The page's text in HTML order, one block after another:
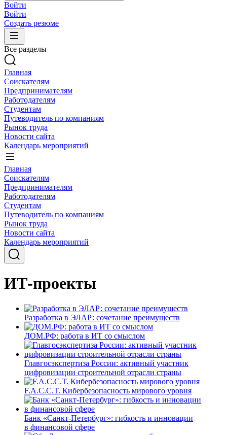
Войти
Войти
Создать резюме
Все разделы
Главная
Соискателям
Предпринимателям
Работодателям
Студентам
Путеводитель по компаниям
Рынок труда
Новости сайта
Календарь мероприятий
Главная
Соискателям
Предпринимателям
Работодателям
Студентам
Путеводитель по компаниям
Рынок труда
Новости сайта
Календарь мероприятий
ИТ-проекты
Разработка в ЭЛАР: сочетание преимуществ
ДОМ.РФ: работа в ИТ со смыслом
Главгосэкспертиза России: активный участник
цифровизации строительной отрасли страны
F.A.C.C.T. Кибербезопасность мирового уровня
Банк «Санкт-Петербург»: гибкость и инновации
в финансовой сфере